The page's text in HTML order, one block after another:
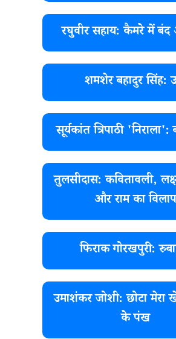
रघुवीर सहाय: कैमरे में बंद
शमशेर बहादुर सिंह:
सूर्यकांत त्रिपाठी 'निराला':
तुलसीदास: कवितावली,
और राम का विलाप
फिराक गोरखपुरी:
उमाशंकर जोशी: छोटा मेरा
के पंख